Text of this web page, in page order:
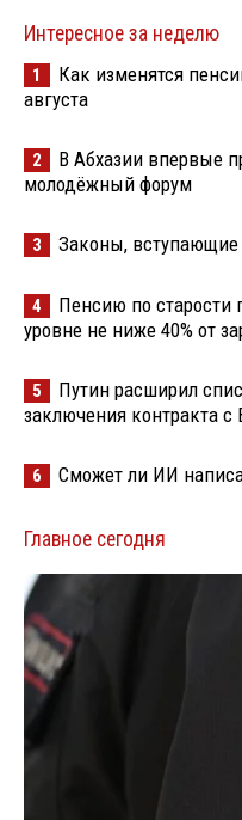
Интересное за неделю
1
Как изменятся
августа
2
В Абхазии впервые
молодёжный форум
3 Законы, вступающие
4
Пенсию по старости
уровне не ниже 40% от
5
Путин расширил
заключения контракта
6 Сможет ли ИИ
Главное сегодня